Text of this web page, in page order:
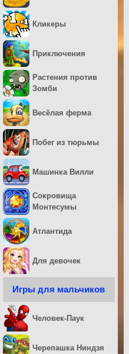
Кликеры
Приключения
Растения против
Зомби
Весёлая ферма
Побег из тюрьмы
Машинка Вилли
Сокровища
Монтесумы
Атлантида
Для девочек
Игры для мальчиков
Человек-Паук
Черепашка Ниндзя